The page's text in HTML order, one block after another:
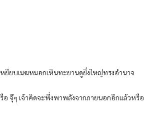
หยียบเมฆหมอกเหินทะยานดูยิ่งใหญ่ทรงอำนาจ
จุ๊ๆ เจ้าคิดจะพึ่งพาพลังจากภายนอกอีกแล้วหรือ